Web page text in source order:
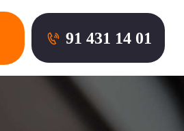
91 431 14 01